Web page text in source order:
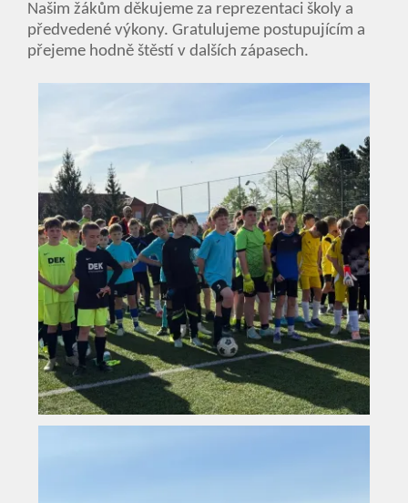
Našim žákům děkujeme za reprezentaci školy a
předvedené výkony. Gratulujeme postupujícím a
přejeme hodně štěstí v dalších zápasech.